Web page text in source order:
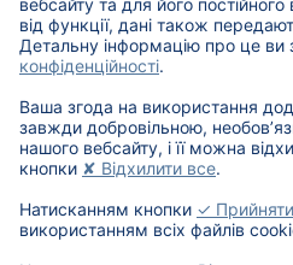
Про практичну користь цих
ринку, та кому вони будуть
у розділі DAT в Україні.
Назад